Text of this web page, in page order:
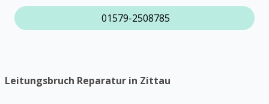
01579-2508785
Leitungsbruch Reparatur in Zittau